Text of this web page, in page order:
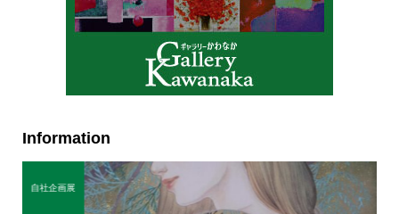
Information
自社企画展